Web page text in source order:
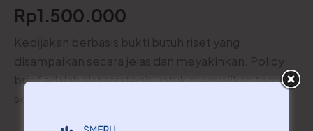
Rp1.500.000
Kebijakan berbasis bukti butuh riset yang
disampaikan secara jelas dan meyakinkan. Policy
brief adalah alat strategis untuk menyajikan temuan
secara ringkas dan berdampak.